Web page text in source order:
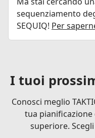
sequenziamento
SEQUIQ! Per
I tuoi
Conosci meglio
tua
superiore.